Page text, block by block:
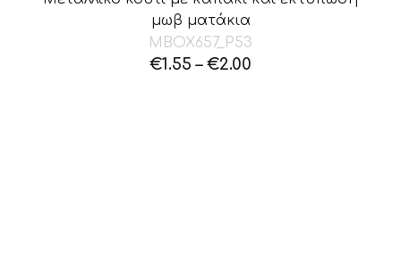
μωβ ματάκια
MBOX657_P53
€1.55 – €2.00